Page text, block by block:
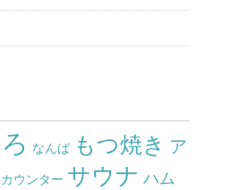
なんば もつ焼き ア
ウンター サウナ ハム